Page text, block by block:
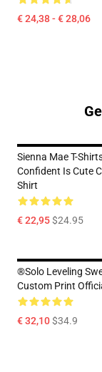
€ 24,38 - € 28,06
Sienna Mae T-
Confident Is Cute
Shirt
€ 22,95$24.95
®Solo Leveling
Custom Print
€ 32,10$34.9